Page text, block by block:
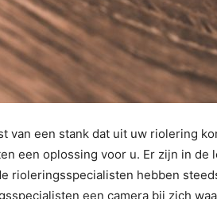
van een stank dat uit uw riolering
een oplossing voor u. Er zijn in de
rioleringsspecialisten hebben
een camera bij zich